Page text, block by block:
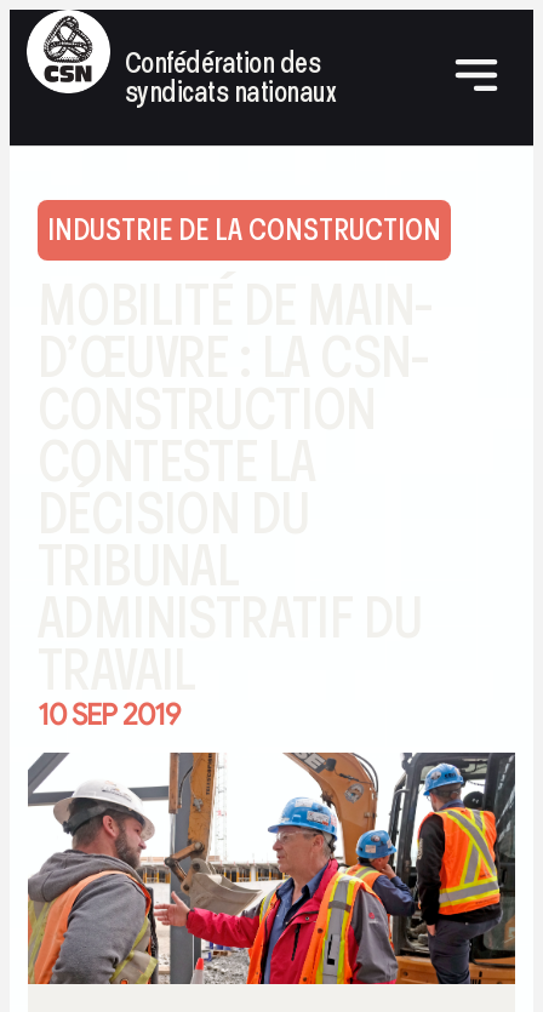
Confédération des
syndicats nationaux
INDUSTRIE DE LA CONSTRUCTION
10 SEP 2019